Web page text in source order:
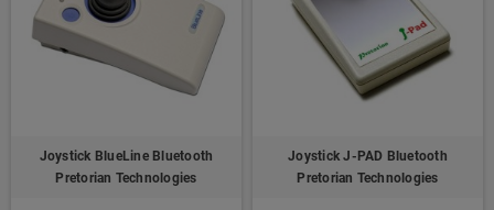
Joystick BlueLine Bluetooth
Pretorian Technologies
Joystick J-PAD Bluetooth
Pretorian Technologies